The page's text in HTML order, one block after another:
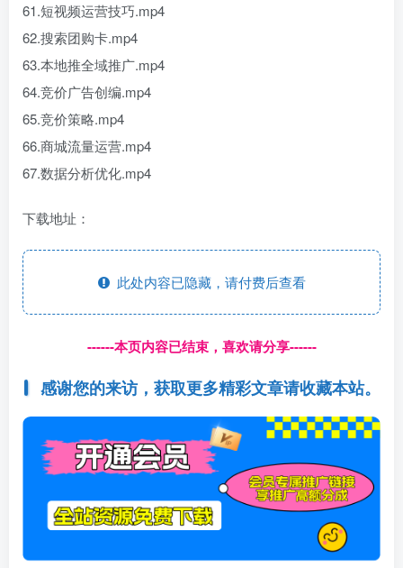
61.短视频运营技巧.mp4
62.搜索团购卡.mp4
63.本地推全域推广.mp4
64.竞价广告创编.mp4
65.竞价策略.mp4
66.商城流量运营.mp4
67.数据分析优化.mp4
下载地址：
此处内容已隐藏，请付费后查看
------本页内容已结束，喜欢请分享------
感谢您的来访，获取更多精彩文章请收藏本站。